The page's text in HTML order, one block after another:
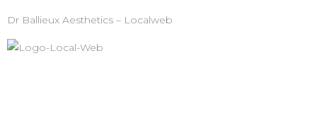
Dr Ballieux Aesthetics – Localweb